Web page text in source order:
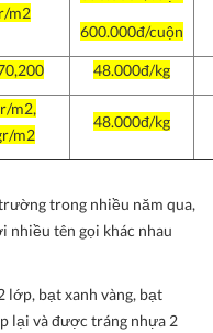
m2
600.000đ/cuộn
48.000đ/kg
m2,
m2
48.000đ/kg
trong nhiều năm qua,
nhiều tên gọi khác nhau
lớp, bạt xanh vàng, bạt
lại và được tráng nhựa 2